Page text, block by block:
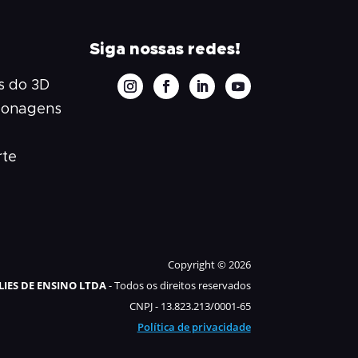
do 3D
Siga nossas redes!
Copyright © 2026
DE ENSINO LTDA- Todos os direitos reservados
CNPJ - 13.823.213/0001-65
Política de privacidade